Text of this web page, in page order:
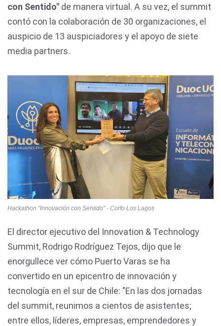
con Sentido" de manera virtual. A su vez, el summit
contó con la colaboración de 30 organizaciones, el
auspicio de 13 auspiciadores y el apoyo de siete
media partners.
Hackathon "Innovación con Sentido" - Corfo Los Lagos
El director ejecutivo del Innovation & Technology
Summit, Rodrigo Rodríguez Tejos, dijo que le
enorgullece ver cómo Puerto Varas se ha
convertido en un epicentro de innovación y
tecnología en el sur de Chile: "En las dos jornadas
del summit, reunimos a cientos de asistentes;
entre ellos, líderes, empresas, emprendedores y